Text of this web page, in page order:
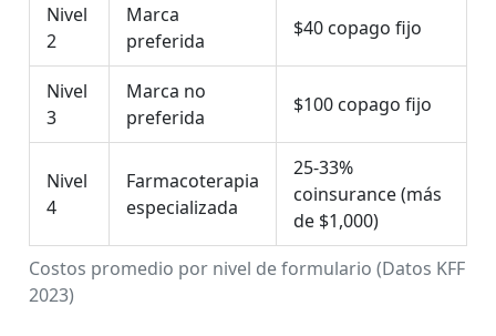
Costos promedio por nivel de formulario (Datos KFF
2023)
Nivel
2
Marca
preferida
$40 copago fijo
Nivel
3
Marca no
preferida
$100 copago fijo
Nivel
4
Farmacoterapia
especializada
25-33%
coinsurance (más
de $1,000)